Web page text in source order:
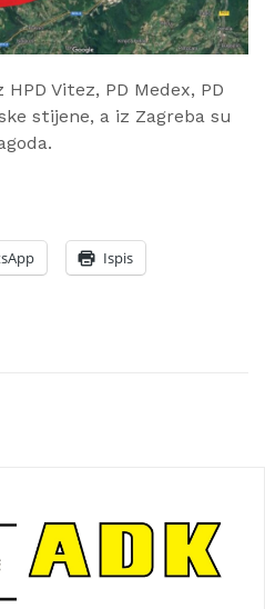
Vitez, PD Medex, PD
stijene, a iz Zagreba su
Ispis